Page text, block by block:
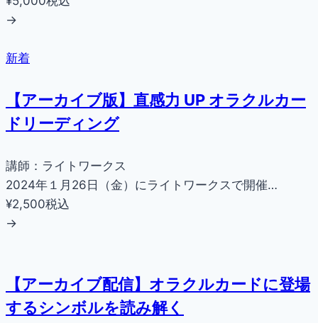
→
新着
【アーカイブ版】直感力 UP オラクルカー
ドリーディング
講師：ライトワークス
2024年１月26日（金）にライトワークスで開催…
¥2,500税込
→
【アーカイブ配信】オラクルカードに登場
するシンボルを読み解く